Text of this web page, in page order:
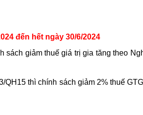
đến hết ngày 30/6/2024
giảm thuế giá trị gia tăng theo
thì chính sách giảm 2% thuế